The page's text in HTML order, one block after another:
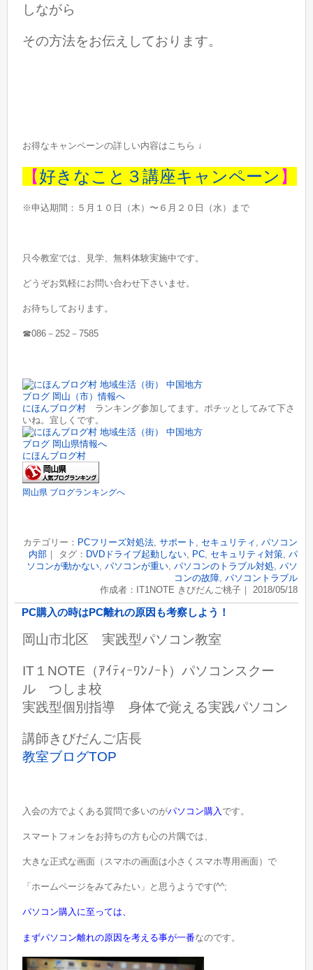
しながら
その方法をお伝えしております。
お得なキャンペーンの詳しい内容はこちら ↓
【好きなこと３講座キャンペーン 】
※申込期間：５月１０日（木）〜６月２０日（水）まで
只今教室では、見学、無料体験実施中です。
どうぞお気軽にお問い合わせ下さいませ。
お待ちしております。
☎086－252－7585
にほんブログ村 ランキング参加してます。ポチッとしてみて下さ
いね。宜しくです。
にほんブログ村
岡山県 ブログランキングへ
カテゴリー： PCフリーズ対処法, サポート , セキュリティ , パソコン
内部｜ タグ： DVDドライブ起動しない, PC, セキュリティ対策, パ
ソコンが動かない, パソコンが重い, パソコンのトラブル対処, パソ
コンの故障, パソコントラブル
作成者：IT1NOTE きびだんご桃子｜ 2018/05/18
PC購入の時はPC離れの原因も考察しよう！
岡山市北区 実践型パソコン教室
IT１NOTE（ｱｲﾃｨｰﾜﾝﾉｰﾄ）パソコンスクー
ル つしま校
実践型個別指導 身体で覚える実践パソコン
講師きびだんご店長
教室ブログTOP
入会の方でよくある質問で多いのがパソコン購入 です。
スマートフォンをお持ちの方も心の片隅では、
大きな正式な画面（スマホの画面は小さくスマホ専用画面）で
「ホームページをみてみたい」と思うようです(^^;
パソコン購入に至っては、
まずパソコン離れの原因を考える事が一番なのです。